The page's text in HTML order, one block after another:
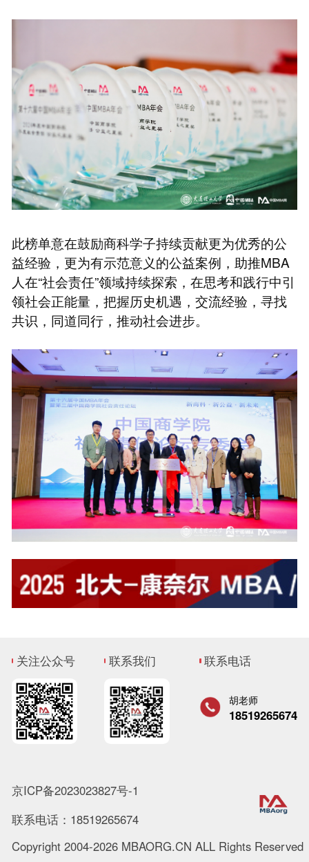
此榜单意在鼓励商科学子持续贡献更为优秀的公
益经验，更为有示范意义的公益案例，助推MBA
人在“社会责任”领域持续探索，在思考和践行中引
领社会正能量，把握历史机遇，交流经验，寻找
共识，同道同行，推动社会进步。
关注公众号 联系我们 联系电话
胡老师
18519265674
京ICP备2023023827号-1
联系电话：18519265674
Copyright 2004-2026 MBAORG.CN ALL Rights Reserved